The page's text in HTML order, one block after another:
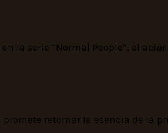
la serie “Normal People”, el
promete retomar la esencia de